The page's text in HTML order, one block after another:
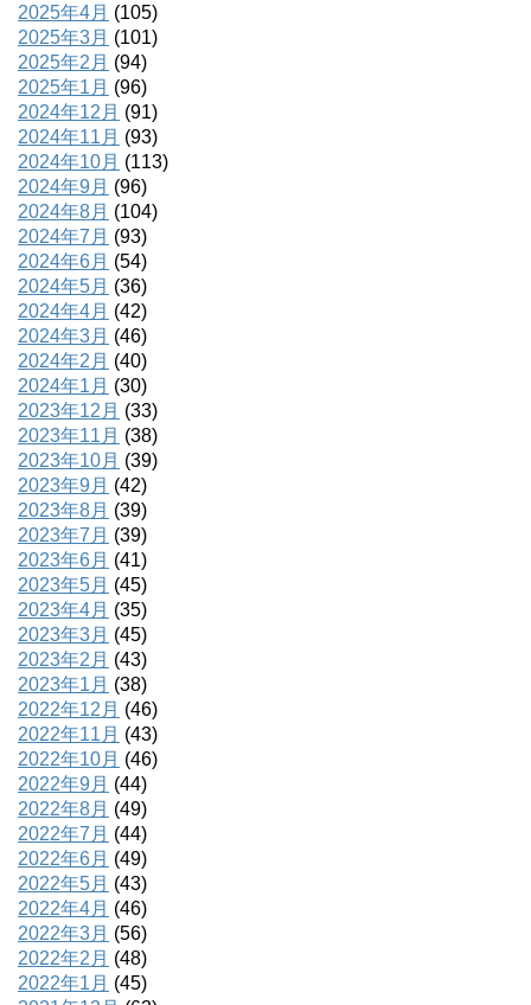
2025年4月 (105)
2025年3月 (101)
2025年2月 (94)
2025年1月 (96)
2024年12月 (91)
2024年11月 (93)
2024年10月 (113)
2024年9月 (96)
2024年8月 (104)
2024年7月 (93)
2024年6月 (54)
2024年5月 (36)
2024年4月 (42)
2024年3月 (46)
2024年2月 (40)
2024年1月 (30)
2023年12月 (33)
2023年11月 (38)
2023年10月 (39)
2023年9月 (42)
2023年8月 (39)
2023年7月 (39)
2023年6月 (41)
2023年5月 (45)
2023年4月 (35)
2023年3月 (45)
2023年2月 (43)
2023年1月 (38)
2022年12月 (46)
2022年11月 (43)
2022年10月 (46)
2022年9月 (44)
2022年8月 (49)
2022年7月 (44)
2022年6月 (49)
2022年5月 (43)
2022年4月 (46)
2022年3月 (56)
2022年2月 (48)
2022年1月 (45)